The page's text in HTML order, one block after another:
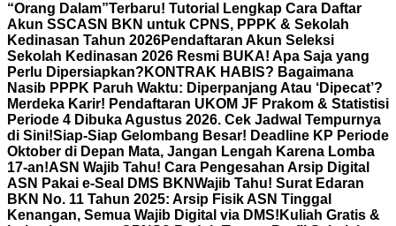
“Orang Dalam”Terbaru! Tutorial Lengkap Cara Daftar
Akun SSCASN BKN untuk CPNS, PPPK & Sekolah
Kedinasan Tahun 2026Pendaftaran Akun Seleksi
Sekolah Kedinasan 2026 Resmi BUKA! Apa Saja yang
Perlu Dipersiapkan? KONTRAK HABIS? Bagaimana
Nasib PPPK Paruh Waktu: Diperpanjang Atau ‘Dipecat’?
Merdeka Karir! Pendaftaran UKOM JF Prakom & Statistisi
Periode 4 Dibuka Agustus 2026. Cek Jadwal Tempurnya
di Sini!Siap-Siap Gelombang Besar! Deadline KP Periode
Oktober di Depan Mata, Jangan Lengah Karena Lomba
17-an!ASN Wajib Tahu! Cara Pengesahan Arsip Digital
ASN Pakai e-Seal DMS BKNWajib Tahu! Surat Edaran
BKN No. 11 Tahun 2025: Arsip Fisik ASN Tinggal
Kenangan, Semua Wajib Digital via DMS! Kuliah Gratis &